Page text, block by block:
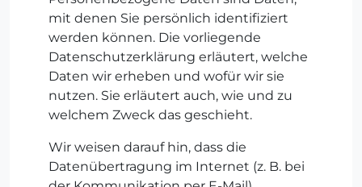
mit denen Sie persönlich identifiziert
werden können. Die vorliegende
Datenschutzerklärung erläutert, welche
Daten wir erheben und wofür wir sie
nutzen. Sie erläutert auch, wie und zu
welchem Zweck das geschieht.
Wir weisen darauf hin, dass die
Datenübertragung im Internet (z. B. bei